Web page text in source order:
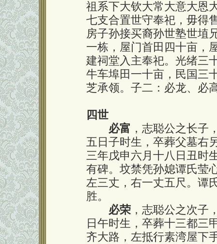
祖系下大钦大常大意大恩
七支合置世守奉祀，毋得
房子孙接买裔孙世塾世埴
一栋，屋门首田四十亩，
建祠堂入主奉祀。光绪三
牛车埠田一十亩，民国三
芝承领。子二：必龙、必
四世
必富 ，志聪公之长子
五日子时生，卒葬父墓右
三年戊申六月十八日丑时
有碑。坟禁凭孙媳谭氏莹
左三丈，右一丈五尺。谭
胜。
必荣 ，志聪公之次子
日午时生，卒葬十三都三
齐大路，左抵行素湾屋下